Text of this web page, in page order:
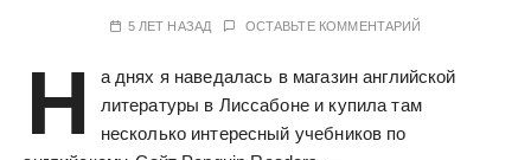
5 ЛЕТ НАЗАД ОСТАВЬТЕ КОММЕНТАРИЙ
Н
а днях я наведалась в магазин английской
литературы в Лиссабоне и купила там
несколько интересный учебников по